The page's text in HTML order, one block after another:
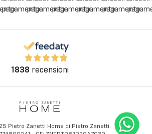
1838 recensioni
Pietro Zanetti Home di Pietro Zanetti.